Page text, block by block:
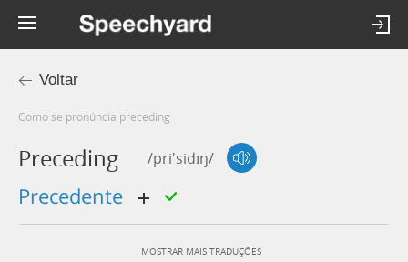
Voltar
Como se pronúncia preceding
Preceding /pri'sidɪŋ/
precedente
MOSTRAR MAIS TRADUÇÕES